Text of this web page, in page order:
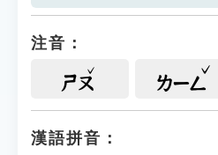
注音：
ㄕㄡ ㄌㄧㄥ
漢語拼音：